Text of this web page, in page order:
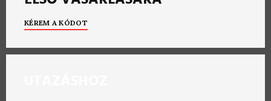
KÉREM A KÓDOT